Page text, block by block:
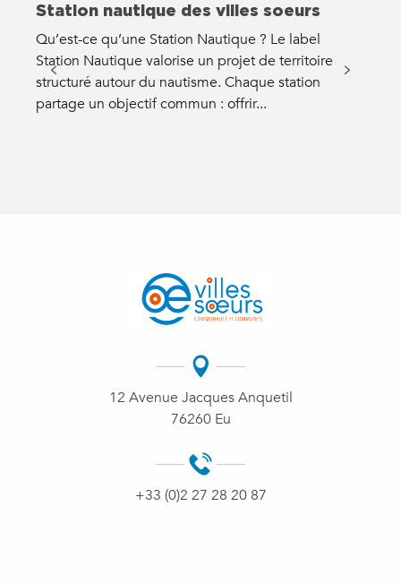
Station nautique des villes soeurs
Qu’est-ce qu’une Station Nautique ? Le label
Station Nautique valorise un projet de territoire
structuré autour du nautisme. Chaque station
partage un objectif commun : offrir...
12 Avenue Jacques Anquetil
76260 Eu
+33 (0)2 27 28 20 87